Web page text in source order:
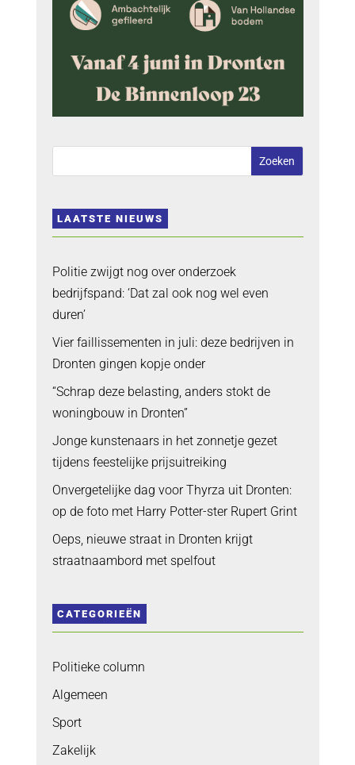
LAATSTE NIEUWS
Politie zwijgt nog over onderzoek
bedrijfspand: ‘Dat zal ook nog wel even
duren’
Vier faillissementen in juli: deze bedrijven in
Dronten gingen kopje onder
“Schrap deze belasting, anders stokt de
woningbouw in Dronten”
Jonge kunstenaars in het zonnetje gezet
tijdens feestelijke prijsuitreiking
Onvergetelijke dag voor Thyrza uit Dronten:
op de foto met Harry Potter-ster Rupert Grint
Oeps, nieuwe straat in Dronten krijgt
straatnaambord met spelfout
CATEGORIEËN
Politieke column
Algemeen
Sport
Zakelijk